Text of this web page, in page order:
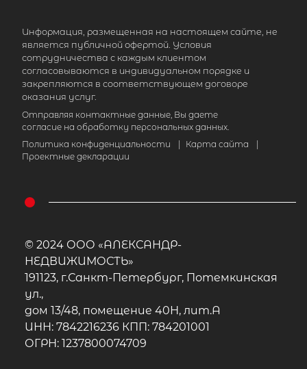
Информация, размещенная на настоящем сайте, не
является публичной офертой. Условия
сотрудничества с каждым клиентом
согласовываются в индивидуальном порядке и
закрепляются в соответствующем договоре
оказания услуг.
Отправляя контактные данные, Вы даете
согласие на обработку персональных данных.
Политика конфиденциальности
Карта сайта
Проектные декларации
© 2024 ООО «АЛЕКСАНДР-
НЕДВИЖИМОСТЬ»
191123, г.Санкт-Петербург, Потемкинская
ул.,
дом 13/48, помещение 40Н, лит.А
ИНН: 7842216236 КПП: 784201001
ОГРН: 1237800074709